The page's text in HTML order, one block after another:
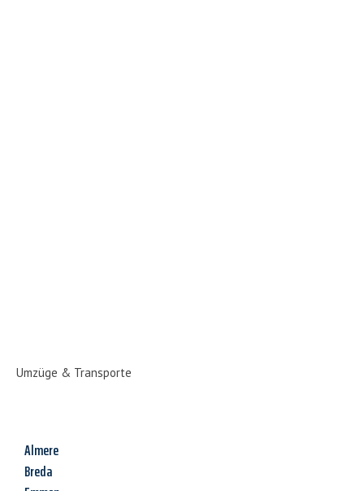
Umzüge & Transporte
Almere
Breda